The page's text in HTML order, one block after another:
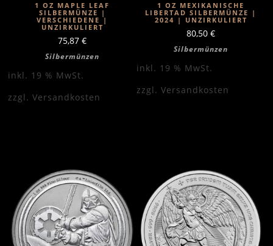
1 OZ MAPLE LEAF
SILBERMÜNZE |
VERSCHIEDENE |
UNZIRKULIERT
75,87 €
Silbermünzen
inkl. 19 % MwSt.
zzgl. Versandkosten
1 OZ MEXIKANISCHE
LIBERTAD SILBERMÜNZE |
2024 | UNZIRKULIERT
80,50 €
Silbermünzen
inkl. 19 % MwSt.
zzgl. Versandkosten